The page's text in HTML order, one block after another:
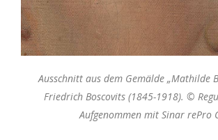
Ausschnitt aus dem Gemälde „Mathilde
Friedrich Boscovits (1845-1918). ©
Aufgenommen mit Sinar rePro